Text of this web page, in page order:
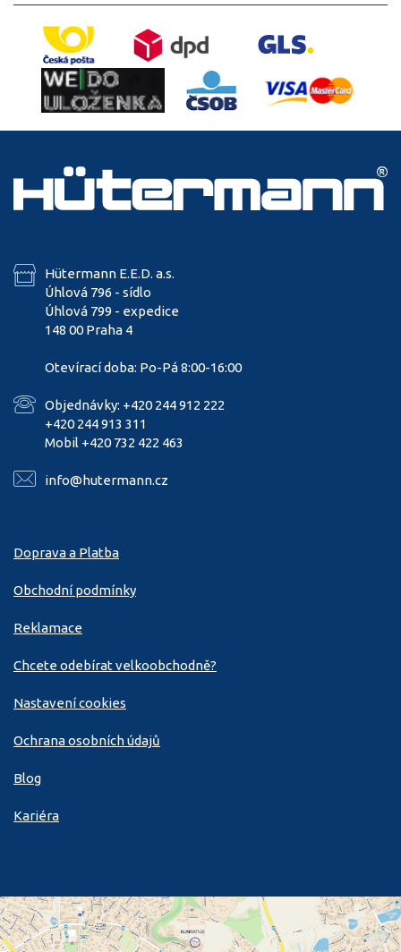
Hütermann E.E.D. a.s.
Úhlová 796 - sídlo
Úhlová 799 - expedice
148 00 Praha 4
Otevírací doba: Po-Pá 8:00-16:00
Objednávky: +420 244 912 222
+420 244 913 311
Mobil +420 732 422 463
info@hutermann.cz
Doprava a Platba
Obchodní podmínky
Reklamace
Chcete odebírat velkoobchodně?
Nastavení cookies
Ochrana osobních údajů
Blog
Kariéra